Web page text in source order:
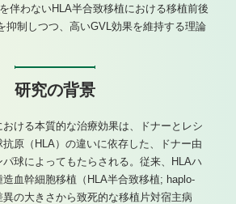
伴わないHLA半合致移植における移植前後
抑制しつつ、高いGVL効果を維持する理論
研究の背景
ける本質的な治療効果は、ドナーとレシ
原（HLA）の違いに依存した、ドナー由
球によってもたらされる。従来、HLAハ
血幹細胞移植（HLA半合致移植; haplo-
の大きさから致死的な移植片対宿主病